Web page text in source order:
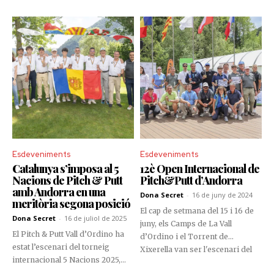
Esdeveniments
Catalunya s’imposa al 5
Nacions de Pitch & Putt
amb Andorra en una
meritòria segona posició
Dona Secret - 16 de juliol de 2025
El Pitch & Putt Vall d’Ordino ha
estat l’escenari del torneig
internacional 5 Nacions 2025,
Esdeveniments
12è Open Internacional de
Pitch&Putt d’Andorra
Dona Secret - 16 de juny de 2024
El cap de setmana del 15 i 16 de
juny, els Camps de La Vall
d’Ordino i el Torrent de
Xixerella van ser l'escenari del